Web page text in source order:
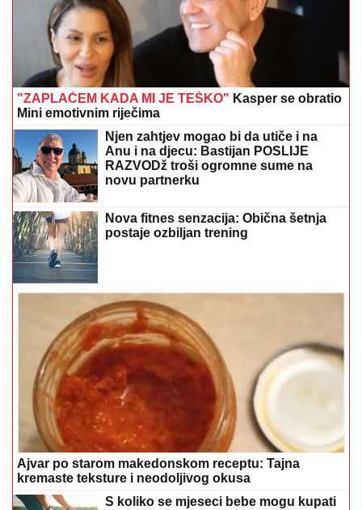
"ZAPLAČEM KADA MI JE TEŠKO" Kasper se obratio
Mini emotivnim riječima
Njen zahtjev mogao bi da utiče i na
Anu i na djecu: Bastijan POSLIJE
RAZVODž troši ogromne sume na
novu partnerku
Nova fitnes senzacija: Obična šetnja
postaje ozbiljan trening
Ajvar po starom makedonskom receptu: Tajna
kremaste teksture i neodoljivog okusa
S koliko se mjeseci bebe mogu kupati